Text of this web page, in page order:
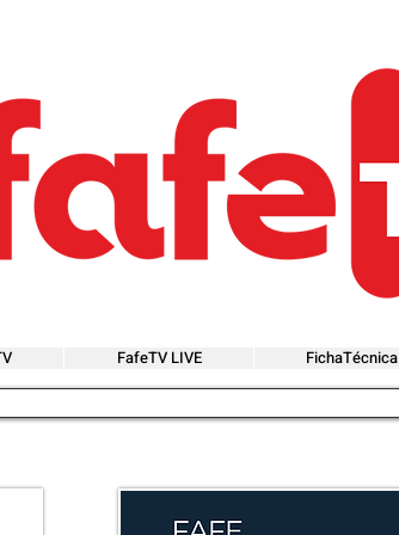
FafeTV LIVE FichaTécnica